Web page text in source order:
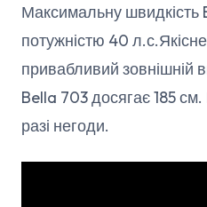
Максимальну швидкість
потужністю 40
привабливий зовнішній
Bella 703 досягає 185
разі негоди.